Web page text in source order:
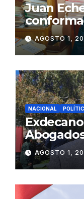
Juan
gabinete
Fujimori
AGOSTO 1,
NACIONAL
AGOSTO 1,